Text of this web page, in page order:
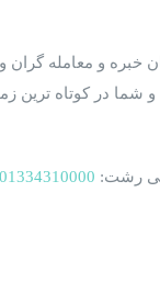
و معامله ‌گران
شما در کوتاه ترین
رشت: 01334310000